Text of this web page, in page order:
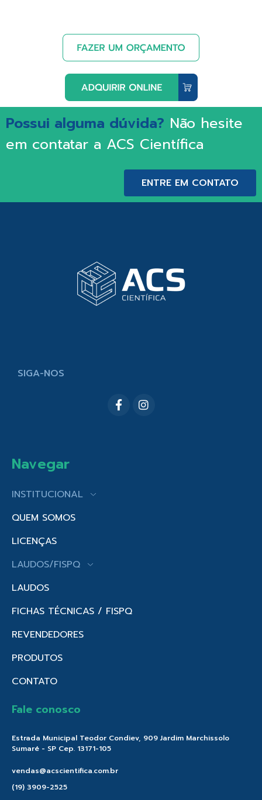
Possui alguma dúvida? Não hesite
em contatar a ACS Científica
ENTRE EM CONTATO
SIGA-NOS
Navegar
INSTITUCIONAL
QUEM SOMOS
LICENÇAS
LAUDOS/FISPQ
LAUDOS
FICHAS TÉCNICAS / FISPQ
REVENDEDORES
PRODUTOS
CONTATO
Fale conosco
Estrada Municipal Teodor Condiev, 909 Jardim Marchissolo
Sumaré - SP Cep. 13171-105
vendas@acscientifica.com.br
(19) 3909-2525